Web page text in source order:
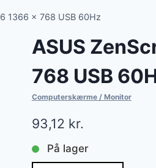
1366 x 768 USB 60Hz
ASUS
768 USB
Computerskærme / Monitor
93,12 kr.
På lager